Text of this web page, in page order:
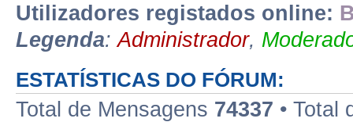
Utilizadores registados online:
Legenda:Administrador,
ESTATÍSTICAS DO FÓRUM:
Total de Mensagens 74337 • Total